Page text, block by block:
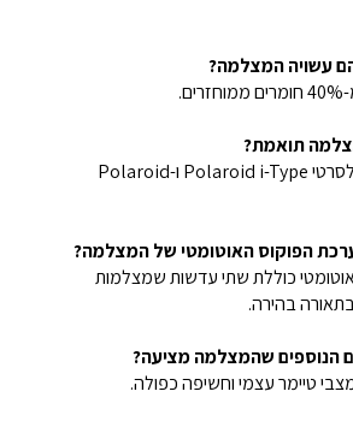
עשויה המצלמה?
תואמת?
המצלמה תואמת לסרטי Polaroid i-Type ו-Polaroid
הפוקוס האוטומטי של המצלמה?
כוללת שתי עדשות שמצלמות
בהירה.
הנוספים שהמצלמה מציעה?
טיימר עצמי וחשיפה כפולה.